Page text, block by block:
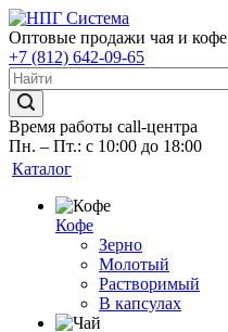
Оптовые продажи чая и кофе
+7 (812) 642-09-65
Время работы call-центра
Пн. – Пт.: с 10:00 до 18:00
Каталог
Кофе
Зерно
Молотый
Растворимый
В капсулах